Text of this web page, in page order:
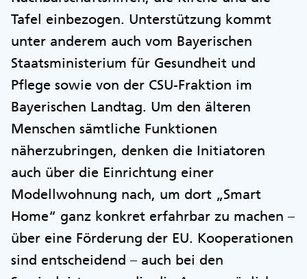
Tafel einbezogen. Unterstützung kommt
unter anderem auch vom Bayerischen
Staatsministerium für Gesundheit und
Pflege sowie von der CSU-Fraktion im
Bayerischen Landtag. Um den älteren
Menschen sämtliche Funktionen
näherzubringen, denken die Initiatoren
auch über die Einrichtung einer
Modellwohnung nach, um dort „Smart
Home“ ganz konkret erfahrbar zu machen –
über eine Förderung der EU. Kooperationen
sind entscheidend – auch bei den